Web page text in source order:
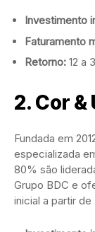
Investimento
Faturamento
Retorno: 12 a
2. Cor &
Fundada em
especializada
80% são
Grupo BDC e
inicial a partir de